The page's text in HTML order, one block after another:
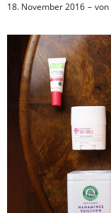
18. November 2016 von